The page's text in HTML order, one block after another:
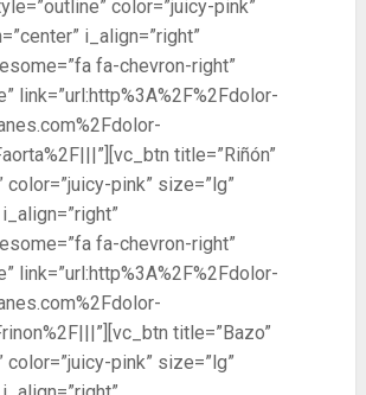
color=”juicy-pink”
i_align=”right”
fa-chevron-right”
link=”url:http%3A%2F%2Fdolor-
title=”Riñón”
color=”juicy-pink” size=”lg”
fa-chevron-right”
link=”url:http%3A%2F%2Fdolor-
title=”Bazo”
color=”juicy-pink” size=”lg”